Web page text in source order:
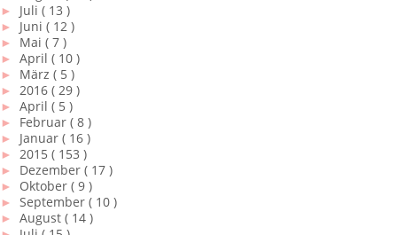
► Juli ( 13 )
► Juni ( 12 )
► Mai ( 7 )
► April ( 10 )
► März ( 5 )
► 2016 ( 29 )
► April ( 5 )
► Februar ( 8 )
► Januar ( 16 )
► 2015 ( 153 )
► Dezember ( 17 )
► Oktober ( 9 )
► September ( 10 )
► August ( 14 )